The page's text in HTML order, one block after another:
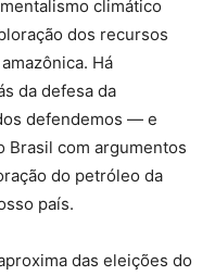
climático
dos recursos
Há
da defesa da
defendemos — e
Brasil com argumentos
do petróleo da
país.
das eleições do